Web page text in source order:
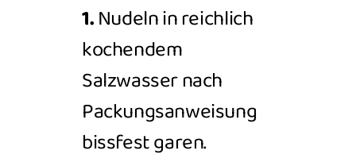
1.Nudeln in reichlich
kochendem
Salzwasser nach
Packungsanweisung
bissfest garen.